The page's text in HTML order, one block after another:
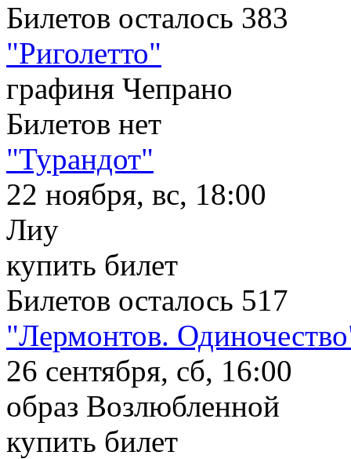
Билетов осталось 383
"Риголетто"
графиня Чепрано
Билетов нет
"Турандот"
22 ноября, вс, 18:00
Лиу
купить билет
Билетов осталось 517
"Лермонтов.
26 сентября, сб, 16:00
образ Возлюбленной
купить билет